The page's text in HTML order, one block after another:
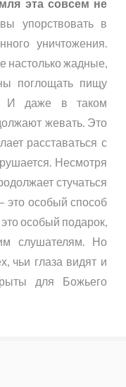
эта совсем не
упорствовать в
уничтожения.
настолько жадные,
поглощать пищу
И даже в таком
жевать. Это
расставаться с
Несмотря
стучаться
это особый способ
особый подарок,
слушателям. Но
чьи глаза видят и
для Божьего